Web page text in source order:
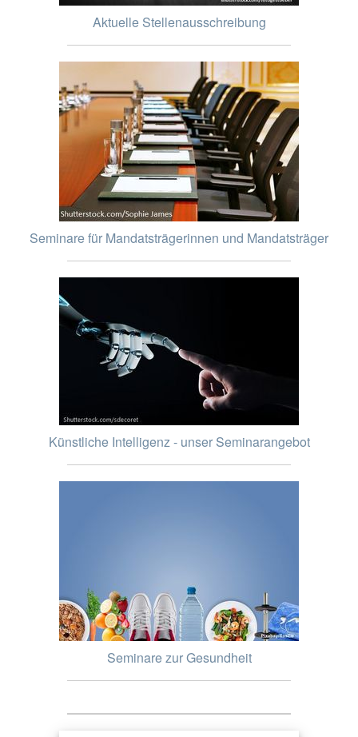
Aktuelle Stellenausschreibung
Seminare für Mandatsträgerinnen und Mandatsträger
Künstliche Intelligenz - unser Seminarangebot
Seminare zur Gesundheit